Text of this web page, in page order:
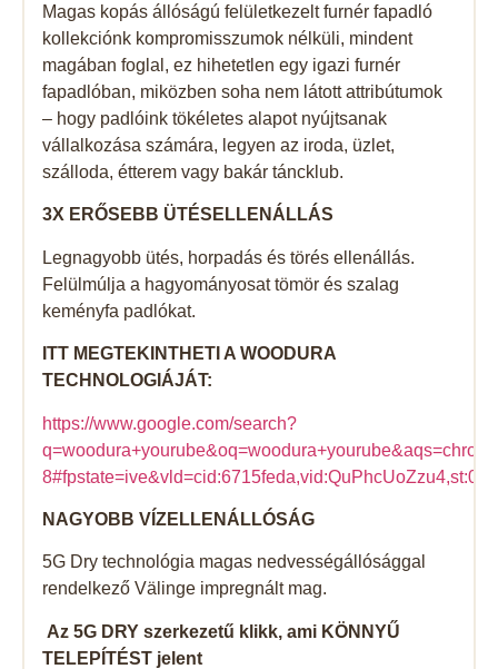
Magas kopás állóságú felületkezelt furnér fapadló
kollekciónk kompromisszumok nélküli, mindent
magában foglal, ez hihetetlen egy igazi furnér
fapadlóban, miközben soha nem látott attribútumok
– hogy padlóink ​​tökéletes alapot nyújtsanak
vállalkozása számára, legyen az iroda, üzlet,
szálloda, étterem vagy bakár táncklub.
3X ERŐSEBB ÜTÉSELLENÁLLÁS
Legnagyobb ütés, horpadás és törés ellenállás.
Felülmúlja a hagyományosat tömör és szalag
keményfa padlókat.
ITT MEGTEKINTHETI A WOODURA
TECHNOLOGIÁJÁT:
https://www.google.com/search?
8#fpstate=ive&vld=cid:6715feda,vid:QuPhcUoZzu4,st:0
NAGYOBB VÍZELLENÁLLÓSÁG
5G Dry technológia magas nedvességállósággal
rendelkező Välinge impregnált mag.
Az 5G DRY szerkezetű klikk, ami KÖNNYŰ
TELEPÍTÉST jelent